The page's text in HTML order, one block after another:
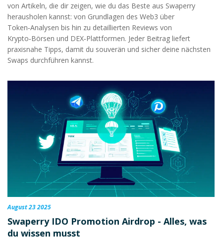
von Artikeln, die dir zeigen, wie du das Beste aus Swaperry
herausholen kannst: von Grundlagen des Web3 über
Token‑Analysen bis hin zu detaillierten Reviews von
Krypto‑Börsen und DEX‑Plattformen. Jeder Beitrag liefert
praxisnahe Tipps, damit du souverän und sicher deine nächsten
Swaps durchführen kannst.
August 23 2025
Swaperry IDO Promotion Airdrop - Alles, was
du wissen musst